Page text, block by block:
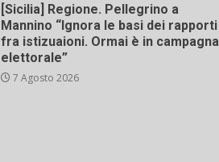
[Sicilia] Regione. Pellegrino a
Mannino “Ignora le basi dei rapporti
fra istizuaioni. Ormai è in campagna
elettorale”
7 Agosto 2026